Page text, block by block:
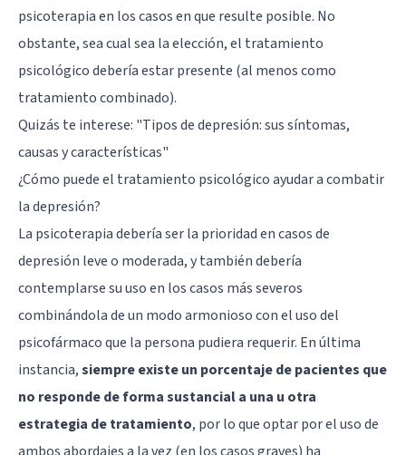
psicoterapia en los casos en que resulte posible. No
obstante, sea cual sea la elección, el tratamiento
psicológico debería estar presente (al menos como
tratamiento combinado).
Quizás te interese: "Tipos de depresión: sus síntomas,
causas y características"
¿Cómo puede el tratamiento psicológico ayudar a combatir
la depresión?
La psicoterapia debería ser la prioridad en casos de
depresión leve o moderada, y también debería
contemplarse su uso en los casos más severos
combinándola de un modo armonioso con el uso del
psicofármaco que la persona pudiera requerir. En última
instancia,siempre existe un porcentaje de pacientes que
no responde de forma sustancial a una u otra
estrategia de tratamiento, por lo que optar por el uso de